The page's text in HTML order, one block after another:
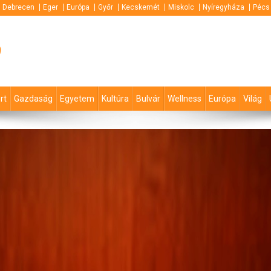
Debrecen Eger Európa Győr Kecskemét Miskolc Nyíregyháza Pécs
Gazdaság Egyetem Kultúra Bulvár Wellness Európa Világ